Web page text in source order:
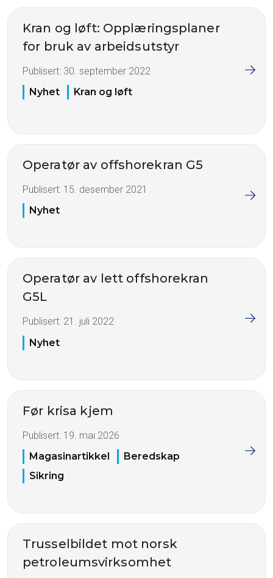
Kran og løft: Opplæringsplaner
for bruk av arbeidsutstyr
Publisert: 30. september 2022
Nyhet
Kran og løft
Operatør av offshorekran G5
Publisert: 15. desember 2021
Nyhet
Operatør av lett offshorekran
G5L
Publisert: 21. juli 2022
Nyhet
Før krisa kjem
Publisert: 19. mai 2026
Magasinartikkel
Beredskap
Sikring
Trusselbildet mot norsk
petroleumsvirksomhet